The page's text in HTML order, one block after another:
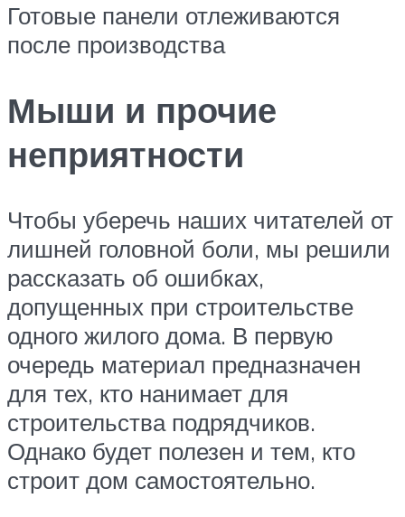
Готовые панели отлеживаются
после производства
Мыши и прочие
неприятности
Чтобы уберечь наших читателей от
лишней головной боли, мы решили
рассказать об ошибках,
допущенных при строительстве
одного жилого дома. В первую
очередь материал предназначен
для тех, кто нанимает для
строительства подрядчиков.
Однако будет полезен и тем, кто
строит дом самостоятельно.